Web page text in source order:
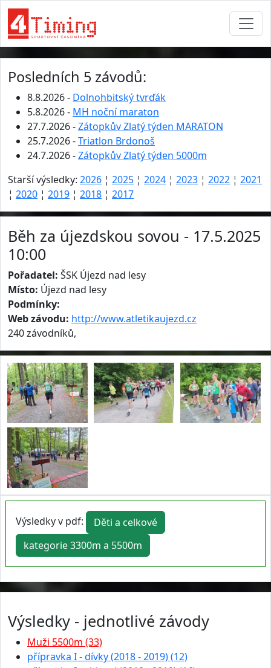
Posledních 5 závodů:
8.8.2026 - Dolnohbitský tvrďák
5.8.2026 - MH noční maraton
27.7.2026 -Zátopkův Zlatý týden MARATON
25.7.2026 -Triatlon Brdonoš
24.7.2026 -Zátopkův Zlatý týden 5000m
Starší výsledky: 2026 ¦ 2025 ¦ 2024 ¦ 2023 ¦ 2022 ¦ 2021
¦ 2020 ¦ 2019 ¦ 2018 ¦ 2017
Běh za újezdskou sovou - 17.5.2025
10:00
Pořadatel: ŠSK Újezd nad lesy
Místo: Újezd nad lesy
Podmínky:
Web závodu: http://www.atletikaujezd.cz
240 závodníků,
Výsledky v pdf:
Děti a celkové
kategorie 3300m a 5500m
Výsledky - jednotlivé závody
Muži 5500m (33)
přípravka I - dívky (2018 - 2019) (12)